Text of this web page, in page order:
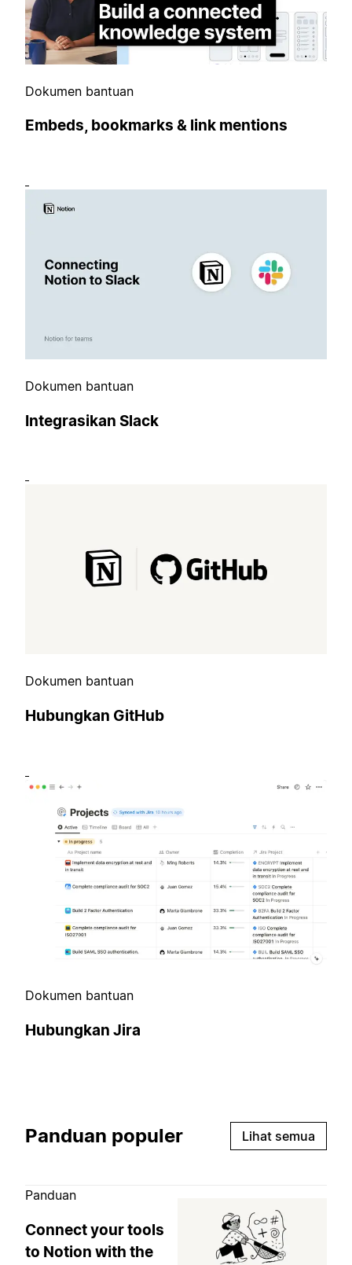
Dokumen bantuan
Embeds, bookmarks & link mentions
Dokumen bantuan
Integrasikan Slack
Dokumen bantuan
Hubungkan GitHub
Dokumen bantuan
Hubungkan Jira
Panduan populer Lihat semua
Panduan
Connect your tools
to Notion with the